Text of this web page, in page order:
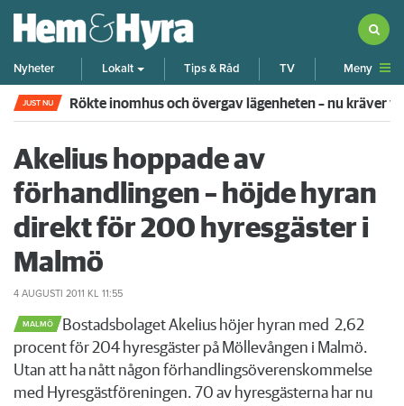
Nyheter Lokalt Tips & Råd TV Meny
JUST NU Rökte inomhus och övergav lägenheten – nu kräver
Akelius hoppade av
förhandlingen – höjde hyran
direkt för 200 hyresgäster i
Malmö
4 AUGUSTI 2011 KL 11:55
MALMÖ
​Bostadsbolaget Akelius höjer hyran med 2,62
procent för 204 hyresgäster på Möllevången i Malmö.
Utan att ha nått någon förhandlingsöverenskommelse
med Hyresgästföreningen. 70 av hyresgästerna har nu